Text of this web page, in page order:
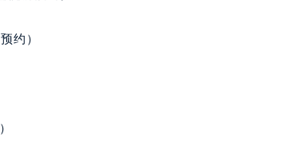
室（需提前预约）
前预约）
店）1层整层（需提前预约）
约）